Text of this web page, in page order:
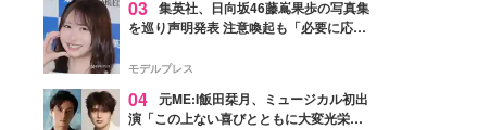
03 集英社、日向坂46藤嶌果歩の写真集
を巡り声明発表 注意喚起も「必要に応じ
モデルプレス
04 元ME:I飯田栞月、ミュージカル初出
演「この上ない喜びとともに大変光栄」